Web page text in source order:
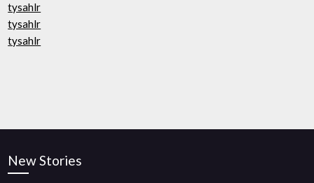
tysahlr
tysahlr
tysahlr
New Stories